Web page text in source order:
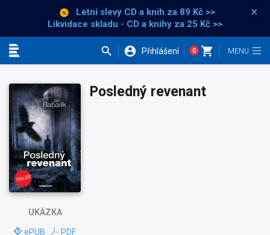
Letní slevy CD a knih za 89 Kč >>
Likvidace skladu - CD a knihy za 25 Kč >>
×
Přihlášení 0
UKÁZKA
ePUB PDF
Posledný revenant